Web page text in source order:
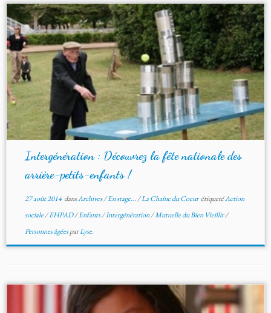
Intergénération : Découvrez la fête nationale des
arrière-petits-enfants !
27 août 2014dansArchives/En stage.../La Chaîne du Coeur étiquetéAction
sociale/EHPAD/Enfants/Intergénération/Mutuelle du Bien Vieillir/
Personnes âgéesparLyse.